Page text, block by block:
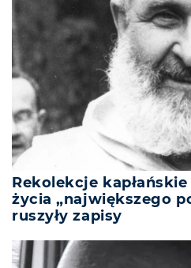
Rekolekcje
życia „największego
ruszyły zapisy